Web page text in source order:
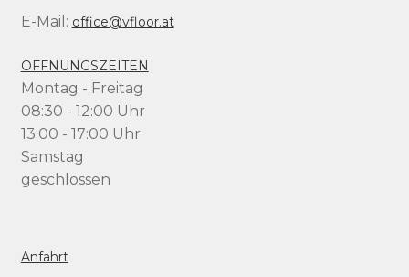
E-Mail: office@vfloor.at
ÖFFNUNGSZEITEN
Montag - Freitag
08:30 - 12:00 Uhr
13:00 - 17:00 Uhr
Samstag
geschlossen
Anfahrt